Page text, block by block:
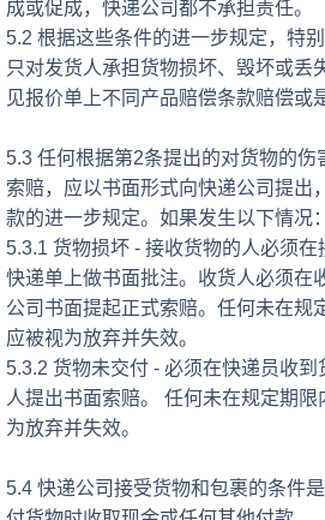
成或促成，快递公司都不承担责任。
5.2 根据这些条件的进一步规定，特
只对发货人承担货物损坏、毁坏或丢
见报价单上不同产品赔偿条款赔偿或
5.3 任何根据第2条提出的对货物的伤
索赔，应以书面形式向快递公司提出
款的进一步规定。如果发生以下情况：
5.3.1 货物损坏 - 接收货物的人必须
快递单上做书面批注。收货人必须在
公司书面提起正式索赔。任何未在规
应被视为放弃并失效。
5.3.2 货物未交付 - 必须在快递员收
人提出书面索赔。
任何未在规定期限
为放弃并失效。
5.4 快递公司接受货物和包裹的条件